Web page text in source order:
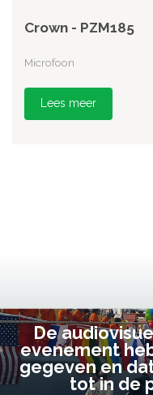
Crown - PZM185
Microfoon
Lees meer
De
evenement
gegeven en
tot in de